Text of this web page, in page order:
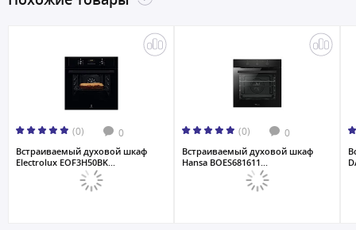
(0) 0
Встраиваемый духовой шкаф
Electrolux EOF3H50BK...
(0) 0
Встраиваемый духовой шкаф
Hansa BOES681611...